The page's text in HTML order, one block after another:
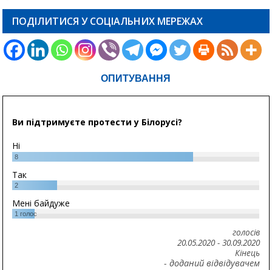
ПОДІЛИТИСЯ У СОЦІАЛЬНИХ МЕРЕЖАХ
ОПИТУВАННЯ
Ви підтримуєте протести у Білорусі?
Ні
8
Так
2
Мені байдуже
1 голос
голосів
20.05.2020- 30.09.2020
Кінець
- доданий відвідувачем